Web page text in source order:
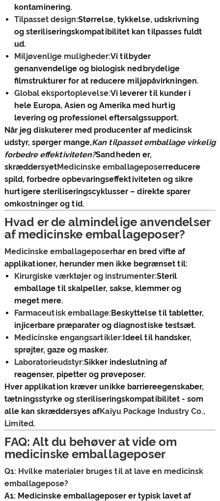
kontaminering.
Tilpasset design:Størrelse, tykkelse, udskrivning
og steriliseringskompatibilitet kan tilpasses fuldt
ud.
Miljøvenlige muligheder:Vi tilbyder
genanvendelige og biologisk nedbrydelige
filmstrukturer for at reducere miljøpåvirkningen.
Global eksportoplevelse:Vi leverer til kunder i
hele Europa, Asien og Amerika med hurtig
levering og professionel eftersalgssupport.
Når jeg diskuterer med producenter af medicinsk
udstyr, spørger mange,Kan tilpasset emballage virkelig
forbedre effektiviteten?Sandheden er,
skræddersyetMedicinske emballageposerreducere
spild, forbedre opbevaringseffektiviteten og sikre
hurtigere steriliseringscyklusser – direkte sparer
omkostninger og tid.
Hvad er de almindelige anvendelser
af medicinske emballageposer?
Medicinske emballageposerhar en bred vifte af
applikationer, herunder men ikke begrænset til:
Kirurgiske værktøjer og instrumenter:Steril
emballage til skalpeller, sakse, klemmer og
meget mere.
Farmaceutisk emballage:Beskyttelse til tabletter,
injicerbare præparater og diagnostiske testsæt.
Medicinske engangsartikler:Ideel til handsker,
sprøjter, gaze og masker.
Laboratorieudstyr:Sikker indeslutning af
reagenser, pipetter og prøveposer.
Hver applikation kræver unikke barriereegenskaber,
tætningsstyrke og steriliseringskompatibilitet - som
alle kan skræddersyes afKaiyu Package Industry Co.,
Limited.
FAQ: Alt du behøver at vide om
medicinske emballageposer
Q1: Hvilke materialer bruges til at lave en medicinsk
emballagepose?
A1: Medicinske emballageposer er typisk lavet af